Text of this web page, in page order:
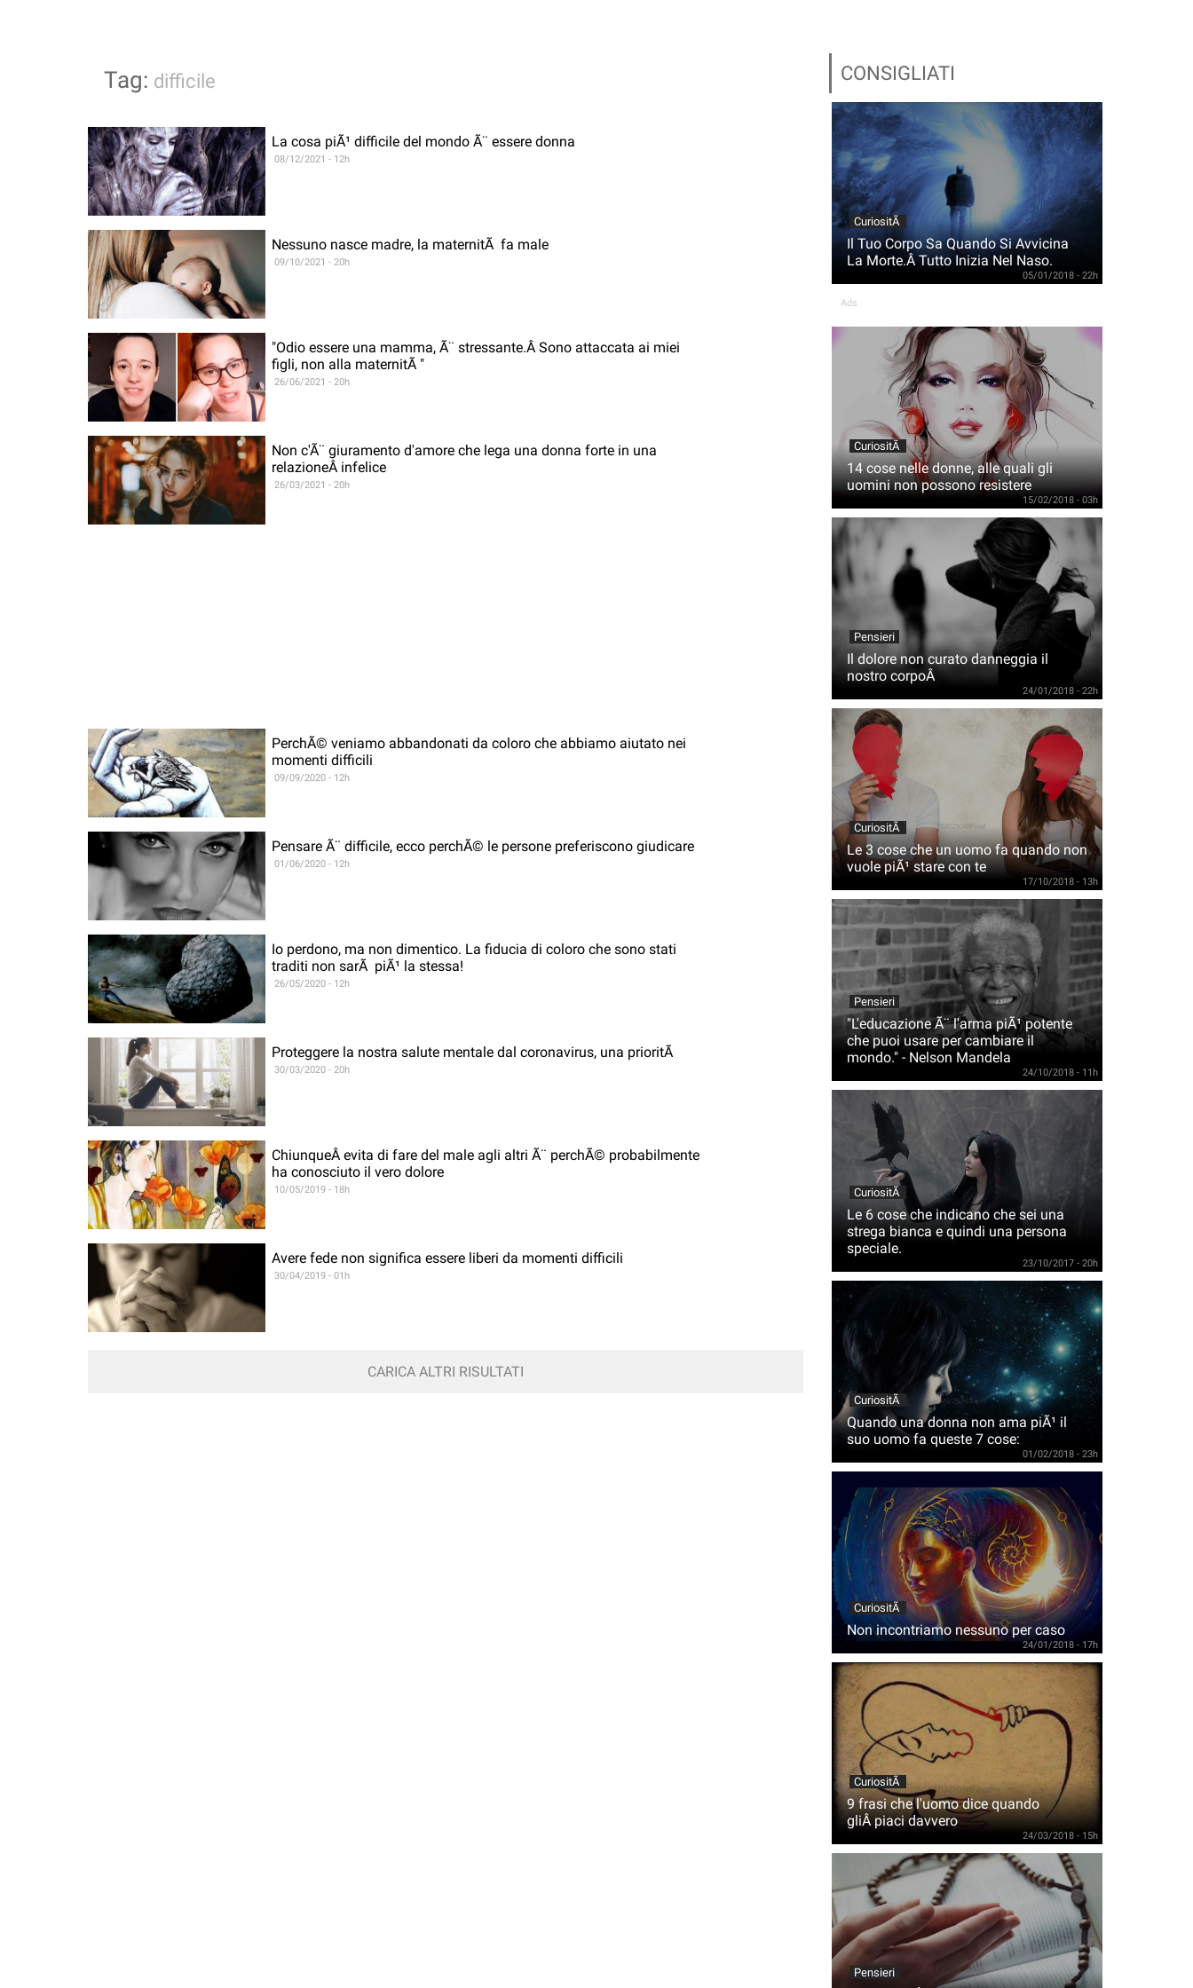
Tag: difficile
La cosa piÃ¹ difficile del mondo Ã¨ essere donna
08/12/2021 - 12h
Nessuno nasce madre, la maternitÃ fa male
09/10/2021 - 20h
"Odio essere una mamma, Ã¨ stressante.Â Sono attaccata ai miei
figli, non alla maternitÃ "
26/06/2021 - 20h
Non c'Ã¨ giuramento d'amore che lega una donna forte in una
relazioneÂ infelice
26/03/2021 - 20h
PerchÃ© veniamo abbandonati da coloro che abbiamo aiutato nei
momenti difficili
09/09/2020 - 12h
Pensare Ã¨ difficile, ecco perchÃ© le persone preferiscono giudicare
01/06/2020 - 12h
Io perdono, ma non dimentico. La fiducia di coloro che sono stati
traditi non sarÃ piÃ¹ la stessa!
26/05/2020 - 12h
Proteggere la nostra salute mentale dal coronavirus, una prioritÃ
30/03/2020 - 20h
ChiunqueÂ evita di fare del male agli altri Ã¨ perchÃ© probabilmente
ha conosciuto il vero dolore
10/05/2019 - 18h
Avere fede non significa essere liberi da momenti difficili
30/04/2019 - 01h
CARICA ALTRI RISULTATI
CONSIGLIATI
CuriositÃ
Il Tuo Corpo Sa Quando Si Avvicina
La Morte.Â Tutto Inizia Nel Naso.
05/01/2018 - 22h
Ads
CuriositÃ
14 cose nelle donne, alle quali gli
uomini non possono resistere
15/02/2018 - 03h
Pensieri
Il dolore non curato danneggia il
nostro corpoÂ
24/01/2018 - 22h
CuriositÃ
Le 3 cose che un uomo fa quando non
vuole piÃ¹ stare con te
17/10/2018 - 13h
Pensieri
"L'educazione Ã¨ l'arma piÃ¹ potente
che puoi usare per cambiare il
mondo." - Nelson Mandela
24/10/2018 - 11h
CuriositÃ
Le 6 cose che indicano che sei una
strega bianca e quindi una persona
speciale.
23/10/2017 - 20h
CuriositÃ
Quando una donna non ama piÃ¹ il
suo uomo fa queste 7 cose:
01/02/2018 - 23h
CuriositÃ
Non incontriamo nessuno per caso
24/01/2018 - 17h
CuriositÃ
9 frasi che l'uomo dice quando
gliÂ piaci davvero
24/03/2018 - 15h
Pensieri